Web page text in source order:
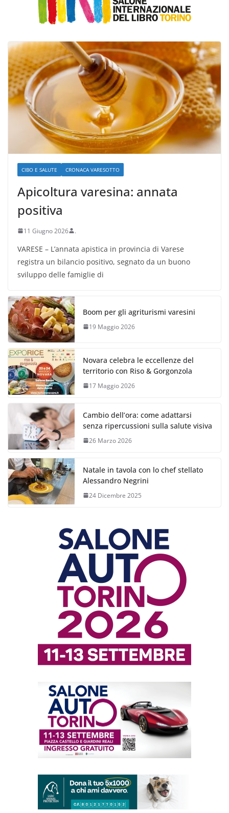
CIBO E SALUTE CRONACA VARESOTTO
Apicoltura varesina: annata
positiva
11 Giugno 2026 .
VARESE – L’annata apistica in provincia di Varese
registra un bilancio positivo, segnato da un buono
sviluppo delle famiglie di
Boom per gli agriturismi varesini
19 Maggio 2026
Novara celebra le eccellenze del
territorio con Riso & Gorgonzola
17 Maggio 2026
Cambio dell’ora: come adattarsi
senza ripercussioni sulla salute visiva
26 Marzo 2026
Natale in tavola con lo chef stellato
Alessandro Negrini
24 Dicembre 2025